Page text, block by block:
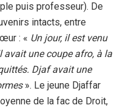
puis professeur). De
intacts, entre
: « Un jour, il est venu
avait une coupe afro, à la
Djaf avait une
». Le jeune Djaffar
de la fac de Droit,